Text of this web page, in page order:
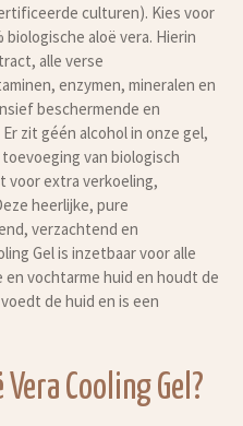
culturen). Kies voor
biologische aloë vera. Hierin
alle verse
enzymen, mineralen en
beschermende en
Er zit géén alcohol in onze gel,
van biologisch
voor extra verkoeling,
heerlijke, pure
verzachtend en
Gel is inzetbaar voor alle
vochtarme huid en houdt de
de huid en is een
Cooling Gel?